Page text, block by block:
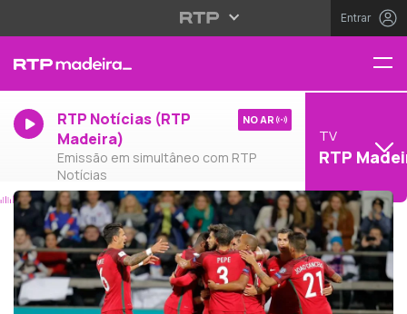
Entrar
RTP Notícias (RTP
Madeira)
Emissão em simultâneo com RTP
Notícias
NO AR
TV
RTP